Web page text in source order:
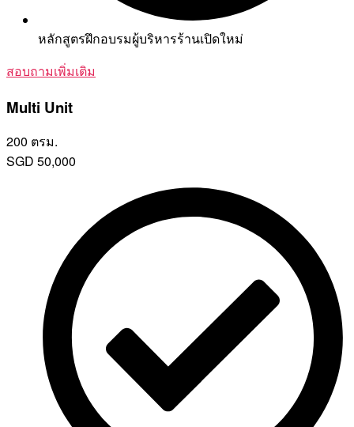
หลักสูตรฝึกอบรมผู้บริหารร้านเปิดใหม่
สอบถามเพิ่มเติม
Multi Unit
200 ตรม.
SGD 50,000